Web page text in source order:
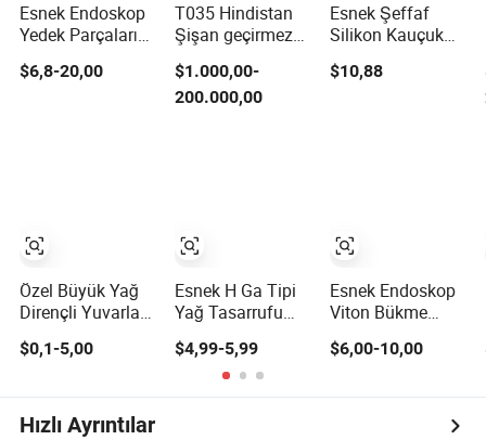
Esnek Endoskop
Yedek Parçaları
Yüksek Kalite
İnce Yumuşak
$6,8-20,00
Özel Büyük Yağ
Dirençli Yuvarlak
NBR Bellows Toz
$0,1-5,00
T035 Hindistan
Şişan geçirmez
Dam ABD Esnek
kauçuk Weir
kullandı Nehir
$1.000,00-
200.000,00
Esnek H Ga Tipi
Yağ Tasarrufu
Yüksek Basınç
Dayanıklılığı ile
$4,99-5,99
Esnek Şeffaf
Silikon Kauçuk
Özel Ayak Bakım
Tabanlıkları için
$10,88
Esnek Endoskop
Viton Bükme
9.8mm Uzunluk
0.5mm Olympus
$6,00-10,00
Hızlı Ayrıntılar